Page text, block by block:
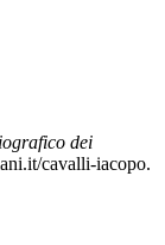
dei
cavalli-iacopo.